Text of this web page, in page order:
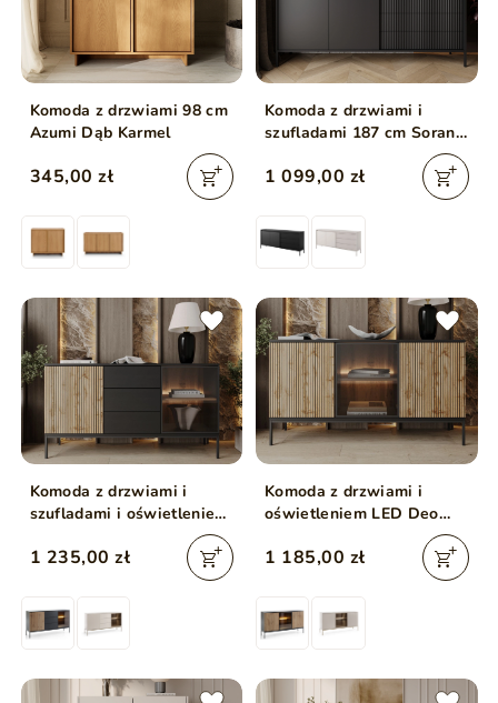
Komoda z drzwiami 98 cm
Azumi Dąb Karmel
345,00 zł
Komoda z drzwiami i
szufladami 187 cm Sorano
1 099,00 zł
Komoda z drzwiami i
szufladami i oświetleniem
1 235,00 zł
Komoda z drzwiami i
oświetleniem LED Deo
1 185,00 zł